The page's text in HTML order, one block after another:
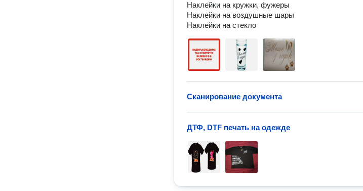
Наклейки на кружки, фужеры
Наклейки на воздушные шары
Наклейки на стекло
Сканирование документа
ДТФ, DTF печать на одежде